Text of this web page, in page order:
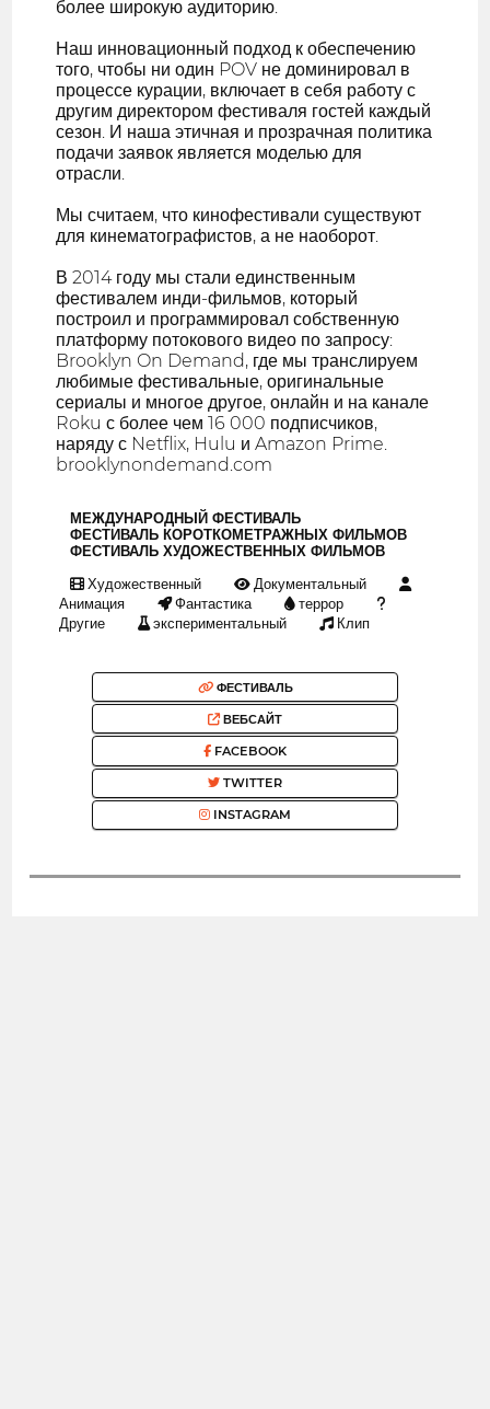
более широкую аудиторию.
Наш инновационный подход к обеспечению
того, чтобы ни один POV не доминировал в
процессе курации, включает в себя работу с
другим директором фестиваля гостей каждый
сезон. И наша этичная и прозрачная политика
подачи заявок является моделью для
отрасли.
Мы считаем, что кинофестивали существуют
для кинематографистов, а не наоборот.
В 2014 году мы стали единственным
фестивалем инди-фильмов, который
построил и программировал собственную
платформу потокового видео по запросу:
Brooklyn On Demand, где мы транслируем
любимые фестивальные, оригинальные
сериалы и многое другое, онлайн и на канале
Roku с более чем 16 000 подписчиков,
наряду с Netflix, Hulu и Amazon Prime.
brooklynondemand.com
МЕЖДУНАРОДНЫЙ ФЕСТИВАЛЬ
ФЕСТИВАЛЬ КОРОТКОМЕТРАЖНЫХ ФИЛЬМОВ
ФЕСТИВАЛЬ ХУДОЖЕСТВЕННЫХ ФИЛЬМОВ
Художественный
Документальный
Анимация
Фантастика
террор
Другие
экспериментальный Клип
ФЕСТИВАЛЬ
ВЕБСАЙТ
FACEBOOK
TWITTER
INSTAGRAM